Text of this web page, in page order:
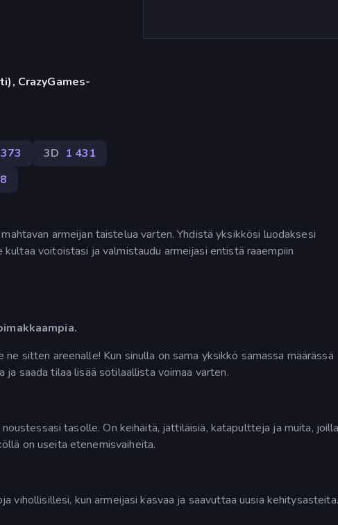
CrazyGames-
3D 1 431
armeijan taistelua varten. Yhdistä yksikkösi luodaksesi
voitoistasi ja valmistaudu armeijasi entistä raaempiin
sitten areenalle! Kun sinulla on sama yksikkö samassa määrässä
ja saada tilaa lisää sotilaallista voimaa varten.
tasolle. On keihäitä, jättiläisiä, katapultteja ja muita, joilla
on useita etenemisvaiheita.
vihollisillesi, kun armeijasi kasvaa ja saavuttaa uusia kehitysasteita.